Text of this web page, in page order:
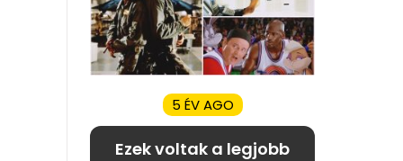
5 ÉV AGO
Ezek voltak a legjobb